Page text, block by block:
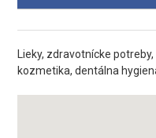
Lieky, zdravotnícke
kozmetika, dentálna